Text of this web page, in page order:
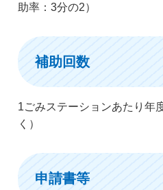
助率：3分の2）
補助回数
1ごみステーションあたり年
く）
申請書等